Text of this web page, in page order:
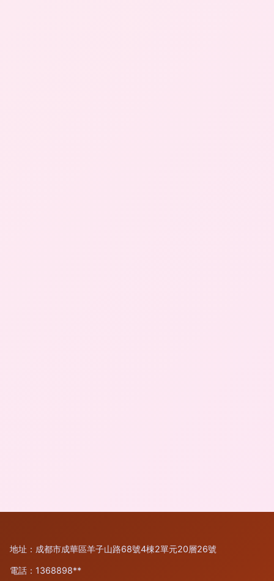
地址：成都市成華區羊子山路68號4棟2單元20層26號
電話：1368898**